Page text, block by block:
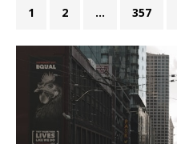
1 2 … 357